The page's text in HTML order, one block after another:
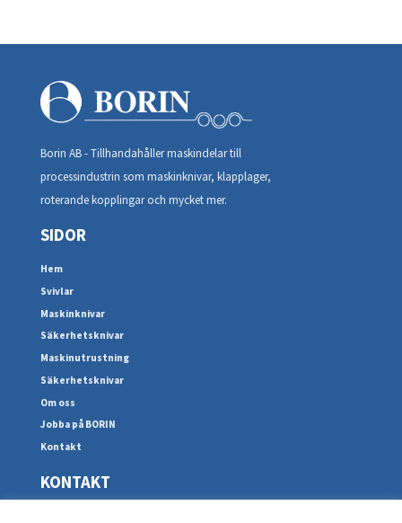
Borin AB - Tillhandahåller maskindelar till
processindustrin som maskinknivar, klapplager,
roterande kopplingar och mycket mer.
SIDOR
Hem
Svivlar
Maskinknivar
Säkerhetsknivar
Maskinutrustning
Säkerhetsknivar
Om oss
Jobba på BORIN
Kontakt
KONTAKT